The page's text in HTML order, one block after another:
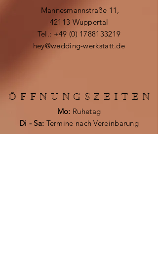
Mannesmannstraße 11,
42113 Wuppertal
Tel.: +49 (0) 1788133219
hey@wedding-werkstatt.de
ÖFFNUNGSZEITE N
Mo: Ruhetag
Di - Sa: Termine nach Vereinbarung